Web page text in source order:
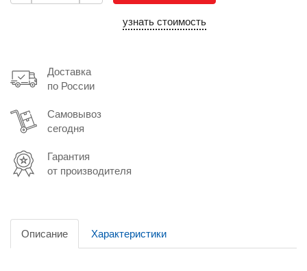
узнать стоимость
Доставка
по России
Самовывоз
сегодня
Гарантия
от производителя
Описание Характеристики